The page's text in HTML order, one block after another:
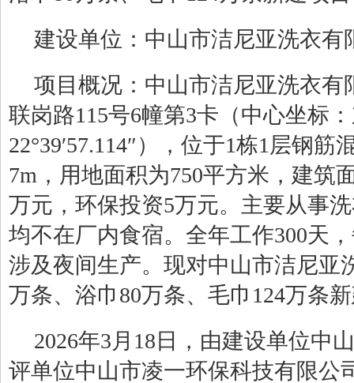
建设单位： 中山市洁尼亚洗衣有
项目概况： 中山市洁尼亚洗衣有
联岗路115号6幢第3卡 （中心坐标
22°39′57.114″） ，位于1栋1 层钢筋
7m ， 用地面积为750平方米，建筑
万元，环保投资5万元。主要从事
均不在厂内食宿。全年工作300天，
涉及夜间生产。 现对中山市洁尼亚
万条、浴巾 80万条、毛巾 124万条
2026年3月 18 日，由建设单位中
评单位中山市凌一环保科技有限公